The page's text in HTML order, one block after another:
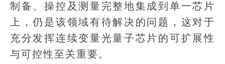
制备、操控及测量完整地集成到单一芯片
上，仍是该领域有待解决的问题，这对于
充分发挥连续变量光量子芯片的可扩展性
与可控性至关重要。